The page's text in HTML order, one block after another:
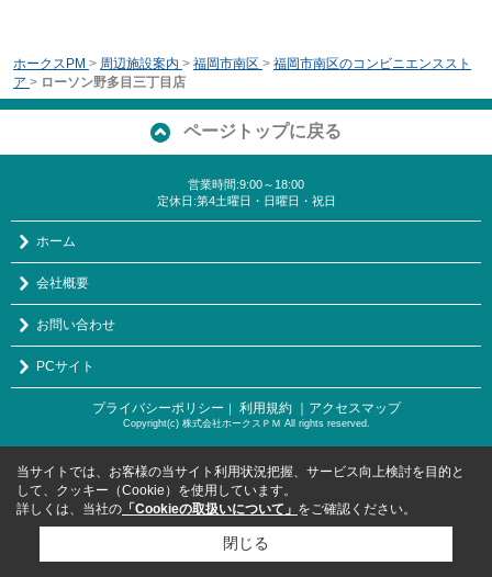
ホークスPM > 周辺施設案内 > 福岡市南区 > 福岡市南区のコンビニエンススト
ア > ローソン野多目三丁目店
ページトップに戻る
営業時間:9:00～18:00
定休日:第4土曜日・日曜日・祝日
ホーム
会社概要
お問い合わせ
PCサイト
プライバシーポリシー ｜ 利用規約 ｜アクセスマップ
Copyright(c) 株式会社ホークスＰＭ All rights reserved.
当サイトでは、お客様の当サイト利用状況把握、サービス向上検討を目的と
して、クッキー（Cookie）を使用しています。
詳しくは、当社の 「Cookieの取扱いについて」 をご確認ください。
閉じる